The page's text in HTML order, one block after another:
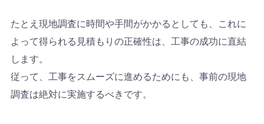
たとえ現地調査に時間や手間がかかるとしても、これに
よって得られる見積もりの正確性は、工事の成功に直結
します。
従って、工事をスムーズに進めるためにも、事前の現地
調査は絶対に実施するべきです。